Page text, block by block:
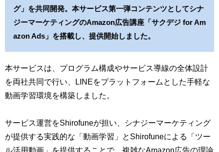
グ」を共同開発。本サービス第一弾コンテンツとしてシナ
ジーマーケティングのAmazon広告講座「サクデジ for Am
azon Ads」を搭載し、提供開始しました。
本サービスは、プログラム構成やサービス導線の全体設計
を両社共同で行い、LINEをプラットフォームとした手軽な
動画学習環境を構築しました。
サービス運営をShirofuneが担い、シナジーマーケティング
が提供する実践的な「動画学習」とShirofuneによる「ツー
ル活用動画」を提供することで、複雑なAmazon広告の理論